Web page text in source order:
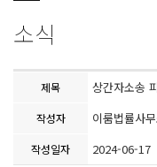
소식
제목 상간자소송
작성자 이룸법률사
작성일자 2024-06-17